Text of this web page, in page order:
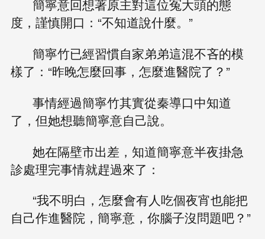
簡寧意回想著原主對這位冤大頭的態
度，謹慎開口：“不知道說什麼。”
簡寧竹已經習慣自家弟弟這混不吝的模
樣了：“昨晚怎麼回事，怎麼進醫院了？”
事情經過簡寧竹其實從秦導口中知道
了，但她想聽簡寧意自己說。
她在隔壁市出差，知道簡寧意半夜掛急
診處理完事情就趕過來了：
“我不明白，怎麼會有人吃個夜宵也能把
自己作進醫院，簡寧意，你腦子沒問題吧？”